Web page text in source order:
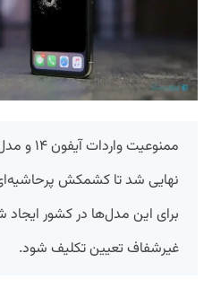
ممنوعیت
نهایی شد تا کشمکش
برای این مدل‌ها در کشور ایجاد
غیرشفاف تعیین تکلیف شود.